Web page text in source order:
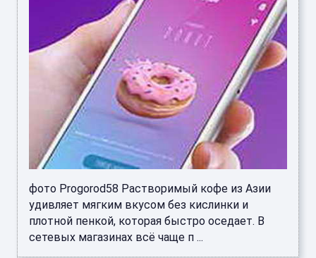
фото Progorod58 Растворимый кофе из Азии
удивляет мягким вкусом без кислинки и
плотной пенкой, которая быстро оседает. В
сетевых магазинах всё чаще п ...